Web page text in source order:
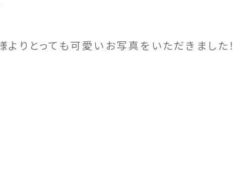
りとっても可愛いお写真をいただきました！